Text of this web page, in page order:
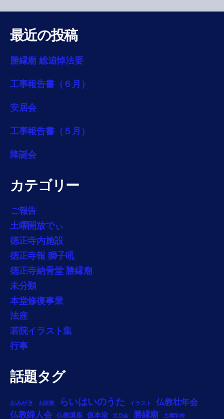
最近の投稿
勝縁廟 総追悼法要
工事報告書（６月）
安居会
工事報告書（５月）
降誕会
カテゴリー
ご報告
土曜開放でぃ
徳正寺内施設
徳正寺報 獅子吼
徳正寺納骨堂 勝縁廟
未分類
本堂修復事業
法座
若院イラスト集
行事
話題タグ
おみがき お説教 らいはいのうた イラスト
仏教壮年会
仏教婦人会
仏教講座 仮本堂 元旦会 勝縁廟 土曜学校